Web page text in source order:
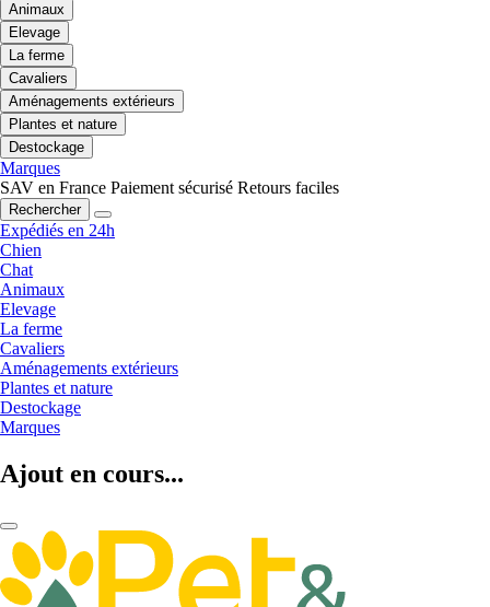
Animaux
Elevage
La ferme
Cavaliers
Aménagements extérieurs
Plantes et nature
Destockage
Marques
SAV en France Paiement sécurisé Retours faciles
Rechercher
Expédiés en 24h
Chien
Chat
Animaux
Elevage
La ferme
Cavaliers
Aménagements extérieurs
Plantes et nature
Destockage
Marques
Ajout en cours...